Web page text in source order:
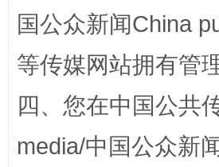
国公众新闻China
等传媒网站拥有管
四、您在中国公共
media/中国公众新